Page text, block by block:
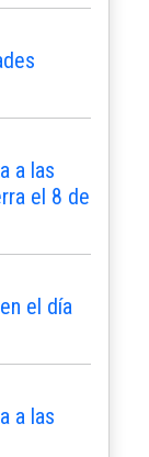
a las
el 8 de
el día
a las